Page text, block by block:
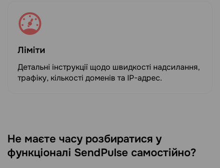
Ліміти
Детальні інструкції щодо швидкості надсилання,
трафіку, кількості доменів та IP-адрес.
Не маєте часу розбиратися у
функціоналі SendPulse самостійно?